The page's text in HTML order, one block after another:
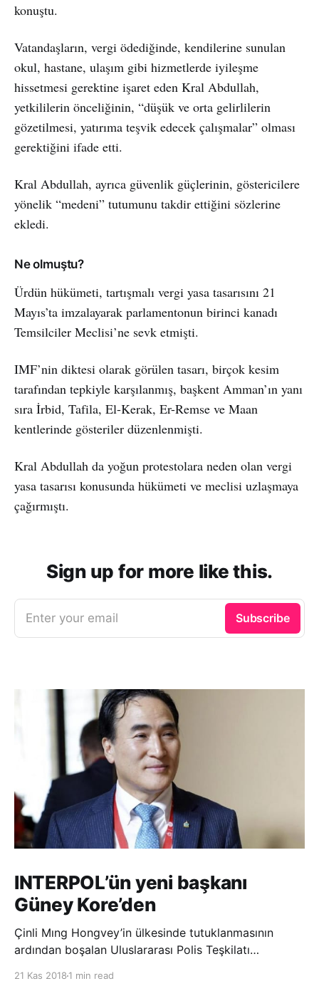
konuştu.
Vatandaşların, vergi ödediğinde, kendilerine sunulan
okul, hastane, ulaşım gibi hizmetlerde iyileşme
hissetmesi gerektine işaret eden Kral Abdullah,
yetkililerin önceliğinin, “düşük ve orta gelirlilerin
gözetilmesi, yatırıma teşvik edecek çalışmalar” olması
gerektiğini ifade etti.
Kral Abdullah, ayrıca güvenlik güçlerinin, göstericilere
yönelik “medeni” tutumunu takdir ettiğini sözlerine
ekledi.
Ne olmuştu?
Ürdün hükümeti, tartışmalı vergi yasa tasarısını 21
Mayıs’ta imzalayarak parlamentonun birinci kanadı
Temsilciler Meclisi’ne sevk etmişti.
IMF’nin diktesi olarak görülen tasarı, birçok kesim
tarafından tepkiyle karşılanmış, başkent Amman’ın yanı
sıra İrbid, Tafila, El-Kerak, Er-Remse ve Maan
kentlerinde gösteriler düzenlenmişti.
Kral Abdullah da yoğun protestolara neden olan vergi
yasa tasarısı konusunda hükümeti ve meclisi uzlaşmaya
çağırmıştı.
Sign up for more like this.
Enter your email Subscribe
INTERPOL’ün yeni başkanı
Güney Kore’den
Çinli Mıng Hongvey’in ülkesinde tutuklanmasının
ardından boşalan Uluslararası Polis Teşkilatı
21 Kas 2018 1 min read